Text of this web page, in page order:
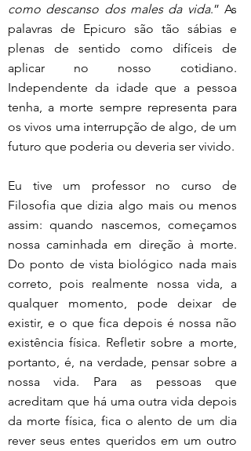
como descanso dos males da vida.” As
palavras de Epicuro são tão sábias e
plenas de sentido como difíceis de
aplicar no nosso cotidiano.
Independente da idade que a pessoa
tenha, a morte sempre representa para
os vivos uma interrupção de algo, de um
futuro que poderia ou deveria ser vivido.
Eu tive um professor no curso de
Filosofia que dizia algo mais ou menos
assim: quando nascemos, começamos
nossa caminhada em direção à morte.
Do ponto de vista biológico nada mais
correto, pois realmente nossa vida, a
qualquer momento, pode deixar de
existir, e o que fica depois é nossa não
existência física. Refletir sobre a morte,
portanto, é, na verdade, pensar sobre a
nossa vida. Para as pessoas que
acreditam que há uma outra vida depois
da morte física, fica o alento de um dia
rever seus entes queridos em um outro